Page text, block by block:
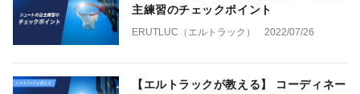
主練習のチェックポイント
ERUTLUC（エルトラック） 2022/07/26
【エルトラックが教える】 コーディネー